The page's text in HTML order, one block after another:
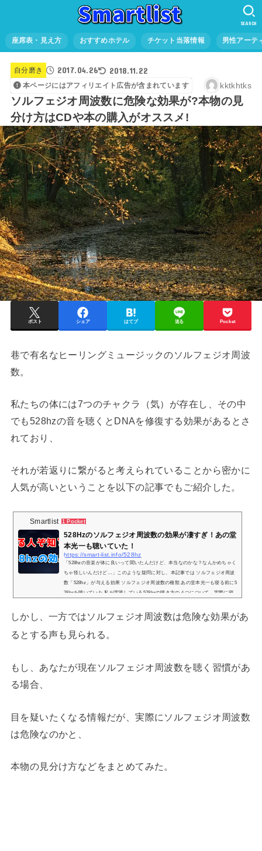
座席表・見え方 おすすめホテル チケット当落情報 男性アーテ
SEARCH
自分磨き 2017.04.26 2018.11.22
本ページにはアフィリエイト広告が含まれています kktkhtks
ソルフェジオ周波数に危険な効果が?本物の見
分け方はCDや本の購入がオススメ!
ポスト シェア はてブ 送る Pocket
巷で有名なヒーリングミュージックのソルフェジオ周波
数。
私たちの体には7つのチャクラ（気）が存在し、その中
でも528hzの音を聴くとDNAを修復する効果があるとさ
れており、
それが若返りに繋がると考えられていることから密かに
人気が高いということを以下の記事でもご紹介した。
Smartlist 1 Pocket
528Hzのソルフェジオ周波数の効果が凄すぎ！あの堂
本光一も聴いていた！
https://smart-list.info/528hz
「528hzの音楽が体に良いって聞いたんだけど、本当なのかな？なんかめちゃく
ちゃ怪しいんだけど…」このような疑問に対し、本記事では ソルフェジオ周波
数「528hz」が与える効果 ソルフェジオ周波数の種類 あの堂本光一も寝る前に5
28hzを聴いていた 私が実践している528hzの聴き方の４つについて、実際に寝
ygoogle || ).push({});ソルフェジオ周波数「528hz」が与える効果528hzの効果は
「DNAを修復する」というもの。具体的に説明すると、DNAは外部からの...
しかし、一方ではソルフェジオ周波数は危険な効果があ
るとする声も見られる。
もし、あなたが現在ソルフェジオ周波数を聴く習慣があ
る場合、
目を疑いたくなる情報だが、実際にソルフェジオ周波数
は危険なのかと、
本物の見分け方などをまとめてみた。